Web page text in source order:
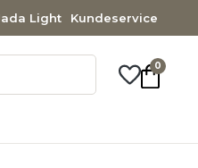
Light Kundeservice
0